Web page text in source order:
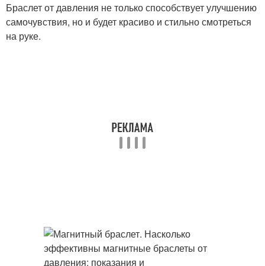
Браслет от давления не только способствует улучшению
самочувствия, но и будет красиво и стильно смотреться
на руке.